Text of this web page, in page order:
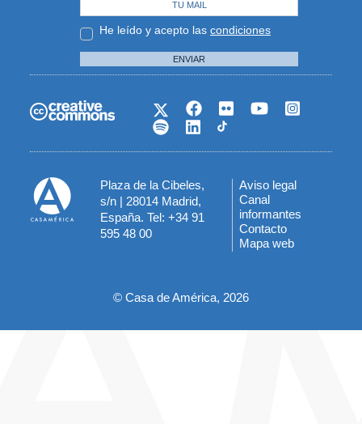
He leído y acepto las condiciones
ENVIAR
Plaza de la Cibeles,
s/n | 28014 Madrid,
España. Tel: +34 91
595 48 00
Menú
del
pie
Aviso legal
Canal
informantes
Contacto
Mapa web
© Casa de América, 2026